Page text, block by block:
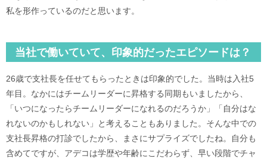
私を形作っているのだと思います。
当社で働いていて、印象的だったエピソードは？
26歳で支社長を任せてもらったときは印象的でした。当時は入社5
年目。なかにはチームリーダーに昇格する同期もいましたから、
「いつになったらチームリーダーになれるのだろうか」「自分はな
れないのかもしれない」と考えることもありました。そんな中での
支社長昇格の打診でしたから、まさにサプライズでしたね。自分も
含めてですが、アデコは学歴や年齢にこだわらず、早い段階でチャ